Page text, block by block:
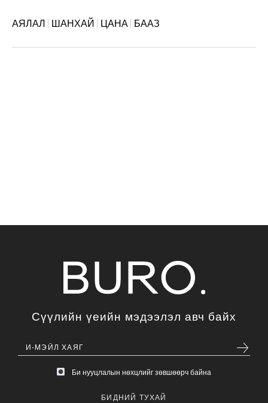
АЯЛАЛ ШАНХАЙ ЦАНА БААЗ
Сүүлийн үеийн мэдээлэл авч байх
Би нууцлалын нөхцлийг зөвшөөрч байна
БИДНИЙ ТУХАЙ